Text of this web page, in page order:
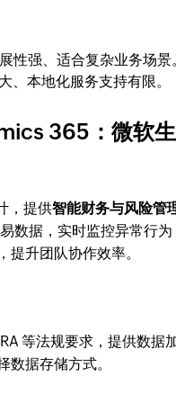
性强、适合复杂业务场景
、本地化服务支持有限。
365：微软
，提供智能财务与风险管
数据，实时监控异常行
升团队协作效率。
等法规要求，提供数
数据存储方式。